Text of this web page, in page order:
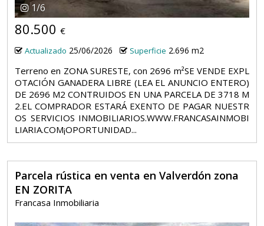
1/6
80.500 €
Actualizado 25/06/2026 Superficie 2.696 m2
Terreno en ZONA SURESTE, con 2696 m²SE VENDE EXPL
OTACIÓN GANADERA LIBRE (LEA EL ANUNCIO ENTERO)
DE 2696 M2 CONTRUIDOS EN UNA PARCELA DE 3718 M
2.EL COMPRADOR ESTARÁ EXENTO DE PAGAR NUESTR
OS SERVICIOS INMOBILIARIOS.WWW.FRANCASAINMOBI
LIARIA.COM¡OPORTUNIDAD...
Parcela rústica en venta en Valverdón zona
EN ZORITA
Francasa Inmobiliaria